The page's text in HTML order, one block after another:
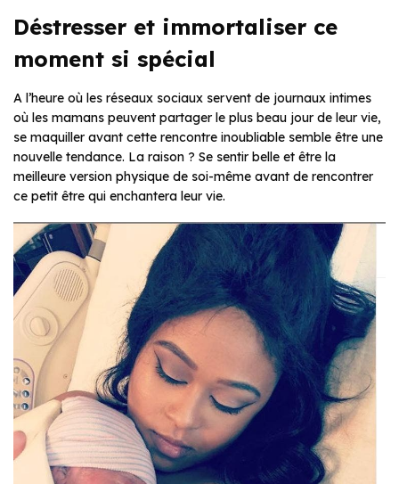
Déstresser et immortaliser ce
moment si spécial
A l’heure où les réseaux sociaux servent de journaux intimes
où les mamans peuvent partager le plus beau jour de leur vie,
se maquiller avant cette rencontre inoubliable semble être une
nouvelle tendance. La raison ? Se sentir belle et être la
meilleure version physique de soi-même avant de rencontrer
ce petit être qui enchantera leur vie.